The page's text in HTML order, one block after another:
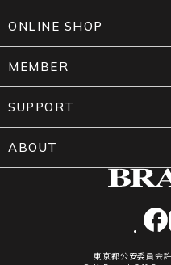
東京都公安委員会
ONLINE SHOP
MEMBER
SUPPORT
ABOUT